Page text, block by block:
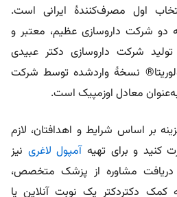
اول مصرف‌کنندۀ ایرانی است.
دو شرکت داروسازی عظیم، معتبر و
تولید شرکت داروسازی دکتر عبیدی
نسخۀ واردشده توسط شرکت
معادل اوزمپیک است.
بر اساس شرایط و اهدافتان، لازم
کنید و برای تهیهآمپول لاغری نیز
دریافت مشاوره از پزشک متخصص،
کمک دکتردکتر یک نوبت آنلاین یا